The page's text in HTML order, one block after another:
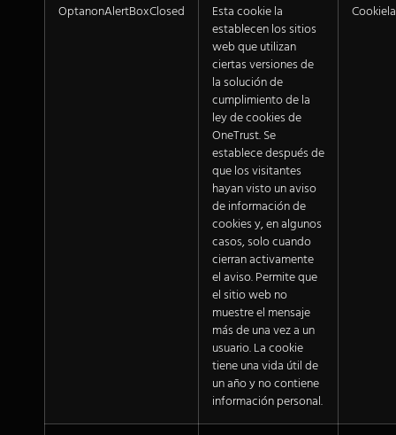
OptanonAlertBoxClosed
Esta cookie la
establecen los sitios
web que utilizan
ciertas versiones de
la solución de
cumplimiento de la
ley de cookies de
OneTrust. Se
establece después de
que los visitantes
hayan visto un aviso
de información de
cookies y, en algunos
casos, solo cuando
cierran activamente
el aviso. Permite que
el sitio web no
muestre el mensaje
más de una vez a un
usuario. La cookie
tiene una vida útil de
un año y no contiene
información personal.